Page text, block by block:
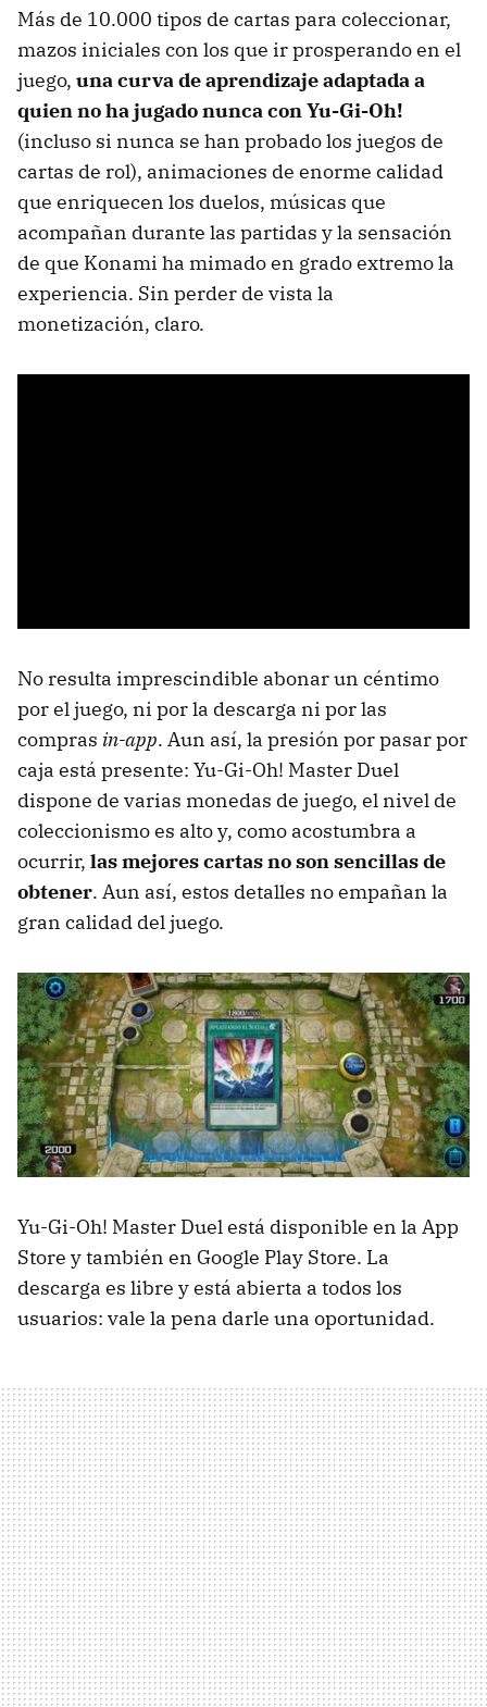
Más de 10.000 tipos de cartas para coleccionar,
mazos iniciales con los que ir prosperando en el
juego, una curva de aprendizaje adaptada a
quien no ha jugado nunca con Yu-Gi-Oh!
(incluso si nunca se han probado los juegos de
cartas de rol), animaciones de enorme calidad
que enriquecen los duelos, músicas que
acompañan durante las partidas y la sensación
de que Konami ha mimado en grado extremo la
experiencia. Sin perder de vista la
monetización, claro.
No resulta imprescindible abonar un céntimo
por el juego, ni por la descarga ni por las
compras in-app. Aun así, la presión por pasar por
caja está presente: Yu-Gi-Oh! Master Duel
dispone de varias monedas de juego, el nivel de
coleccionismo es alto y, como acostumbra a
ocurrir, las mejores cartas no son sencillas de
obtener. Aun así, estos detalles no empañan la
gran calidad del juego.
Yu-Gi-Oh! Master Duel está disponible en la App
Store y también en Google Play Store. La
descarga es libre y está abierta a todos los
usuarios: vale la pena darle una oportunidad.